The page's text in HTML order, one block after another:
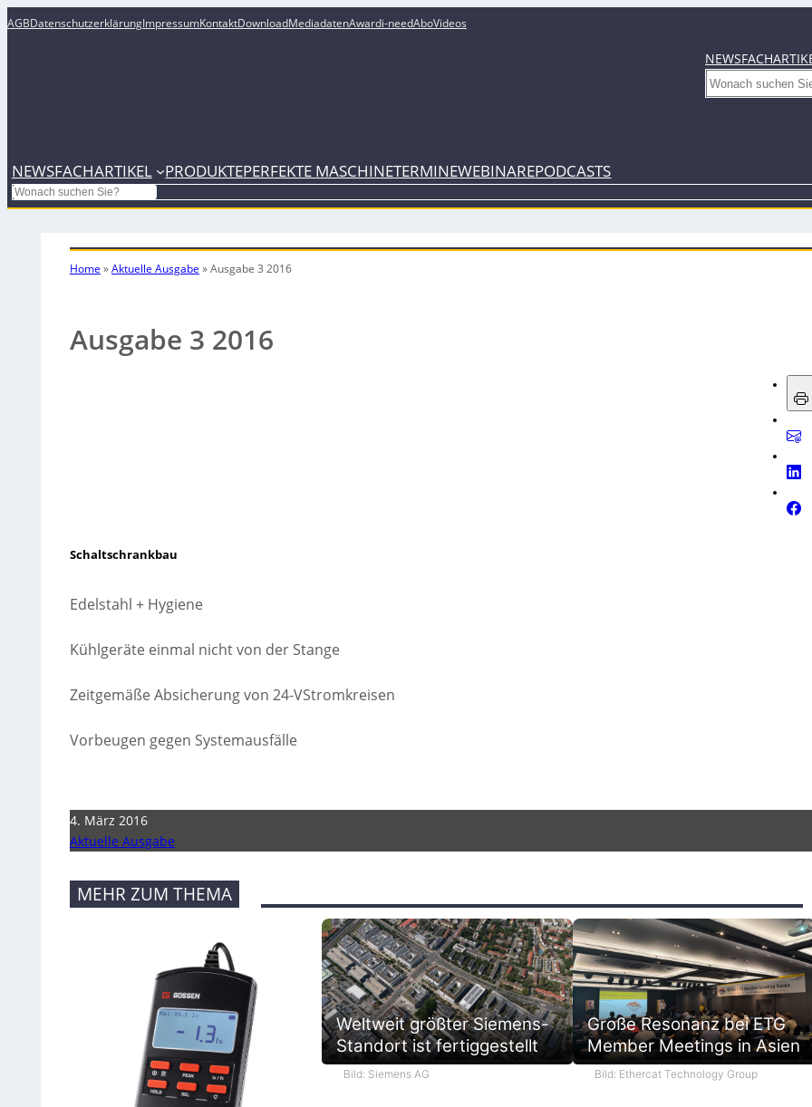
AGBDatenschutzerklärungImpressumKontaktDownloadMediadatenAwardi-needAboVideos
NEWS
Search
NEWSFACHARTIKEL PRODUKTEPERFEKTE MASCHINETERMINEWEBINAREPODCASTS
Search
Home »Aktuelle Ausgabe »Ausgabe 3 2016
Ausgabe 3 2016
Schaltschrankbau
Edelstahl + Hygiene
Kühlgeräte einmal nicht von der Stange
Zeitgemäße Absicherung von 24-VStromkreisen
Vorbeugen gegen Systemausfälle
4. März 2016
Aktuelle Ausgabe
MEHR ZUM THEMA
Weltweit größter Siemens-
Standort ist fertiggestellt
Bild: Siemens AG
Große Resonanz bei ETG
Member Meetings in Asien
Bild: Ethercat Technology Group